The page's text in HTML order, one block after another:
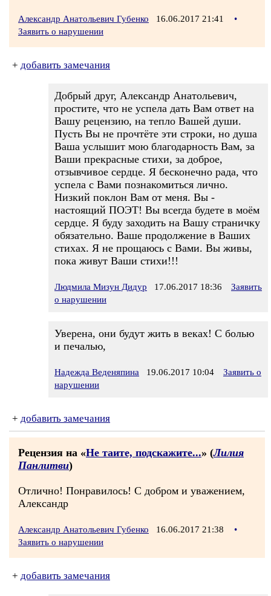
Александр Анатольевич Губенко 16.06.2017 21:41
•
Заявить о нарушении
+ добавить замечания
Добрый друг, Александр Анатольевич,
простите, что не успела дать Вам ответ на
Вашу рецензию, на тепло Вашей души.
Пусть Вы не прочтёте эти строки, но душа
Ваша услышит мою благодарность Вам, за
Ваши прекрасные стихи, за доброе,
отзывчивое сердце. Я бесконечно рада, что
успела с Вами познакомиться лично.
Низкий поклон Вам от меня. Вы -
настоящий ПОЭТ! Вы всегда будете в моём
сердце. Я буду заходить на Вашу страничку
обязательно. Ваше продолжение в Ваших
стихах. Я не прощаюсь с Вами. Вы живы,
пока живут Ваши стихи!!!
Людмила Мизун Дидур 17.06.2017 18:36
Заявить
о нарушении
Уверена, они будут жить в веках! С болью
и печалью,
Надежда Веденяпина 19.06.2017 10:04
Заявить о
нарушении
+ добавить замечания
Рецензия на «Не таите, подскажите...» (Лилия
Панлитви)
Отлично! Понравилось! С добром и уважением,
Александр
Александр Анатольевич Губенко 16.06.2017 21:38
•
Заявить о нарушении
+ добавить замечания